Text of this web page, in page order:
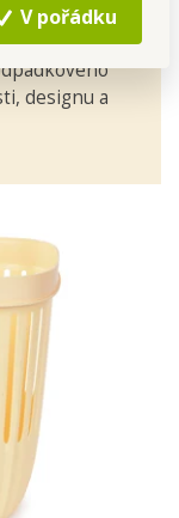
V pořádku
designu a